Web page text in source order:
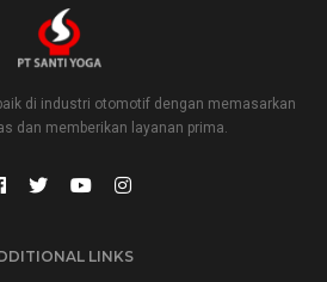
di industri otomotif dengan memasarkan
dan memberikan layanan prima.
LINKS